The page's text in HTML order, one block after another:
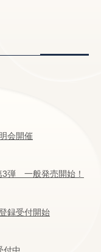
会開催
3弾 一般発売開始！
録受付開始
付中